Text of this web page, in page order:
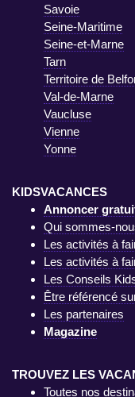
Savoie
Seine-Maritime
Seine-et-Marne
Tarn
Territoire de
Val-de-Marne
Vaucluse
Vienne
Yonne
KIDSVACANCES
Annoncer
Qui sommes-
Les activités à
Les activités à
Les Conseils
Être référencé
Les partenaires
Magazine
TROUVEZ LES
Toutes nos